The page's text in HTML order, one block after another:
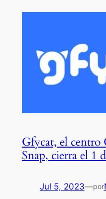
Gfycat, el centro
Snap, cierra el 1
Jul 5, 2023—por